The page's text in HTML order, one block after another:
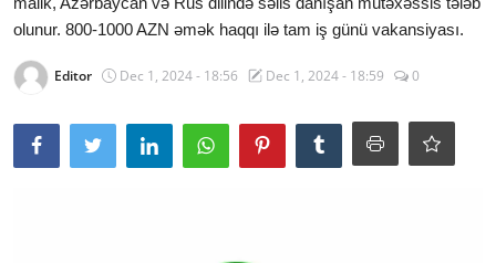
Xəbərlər
AZ
olunur. 800-1000 AZN əmək haqqı ilə tam iş günü vakansiyası.
Editor Dec 1, 2024 - 18:56 Dec 1, 2024 - 18:59 0